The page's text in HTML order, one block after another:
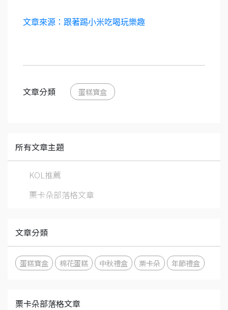
文章來源：跟著踢小米吃喝玩樂趣
文章分類 蛋糕寶盒
所有文章主題
KOL推薦
栗卡朵部落格文章
文章分類
蛋糕寶盒 棉花蛋糕 中秋禮盒 栗卡朵 年節禮盒
栗卡朵部落格文章